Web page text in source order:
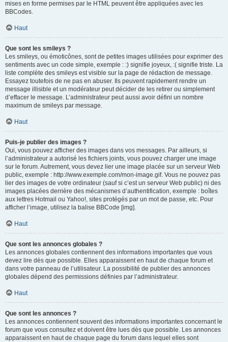
mises en forme permises par le HTML peuvent être appliquées avec les
BBCodes.
Haut
Que sont les smileys ?
Les smileys, ou émoticônes, sont de petites images utilisées pour exprimer des
sentiments avec un code simple, exemple : :) signifie joyeux, :( signifie triste. La
liste complète des smileys est visible sur la page de rédaction de message.
Essayez toutefois de ne pas en abuser. Ils peuvent rapidement rendre un
message illisible et un modérateur peut décider de les retirer ou simplement
d’effacer le message. L’administrateur peut aussi avoir défini un nombre
maximum de smileys par message.
Haut
Puis-je publier des images ?
Oui, vous pouvez afficher des images dans vos messages. Par ailleurs, si
l’administrateur a autorisé les fichiers joints, vous pouvez charger une image
sur le forum. Autrement, vous devez lier une image placée sur un serveur Web
public, exemple : http://www.exemple.com/mon-image.gif. Vous ne pouvez pas
lier des images de votre ordinateur (sauf si c’est un serveur Web public) ni des
images placées derrière des mécanismes d’authentification, exemple : boîtes
aux lettres Hotmail ou Yahoo!, sites protégés par un mot de passe, etc. Pour
afficher l’image, utilisez la balise BBCode [img].
Haut
Que sont les annonces globales ?
Les annonces globales contiennent des informations importantes que vous
devez lire dès que possible. Elles apparaissent en haut de chaque forum et
dans votre panneau de l’utilisateur. La possibilité de publier des annonces
globales dépend des permissions définies par l’administrateur.
Haut
Que sont les annonces ?
Les annonces contiennent souvent des informations importantes concernant le
forum que vous consultez et doivent être lues dès que possible. Les annonces
apparaissent en haut de chaque page du forum dans lequel elles sont